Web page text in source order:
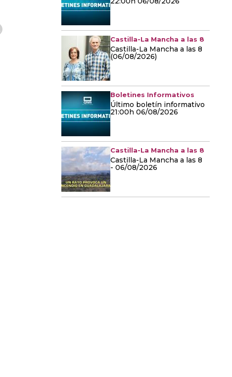
Castilla-La Mancha a las 8
Castilla-La Mancha a las 8
(06/08/2026)
Boletines Informativos
Último boletín informativo
21:00h 06/08/2026
Castilla-La Mancha a las 8
Castilla-La Mancha a las 8
- 06/08/2026